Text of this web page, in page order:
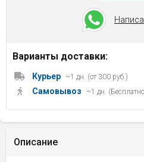
Варианты доставки:
Курьер ~1 дн. (от 300 руб.)
Самовывоз ~1 дн.
Описание